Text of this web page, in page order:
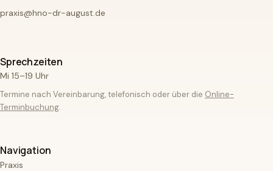
praxis@hno-dr-august.de
Sprechzeiten
Mi 15–19 Uhr
Termine nach Vereinbarung, telefonisch oder über die Online-
Terminbuchung.
Navigation
Praxis